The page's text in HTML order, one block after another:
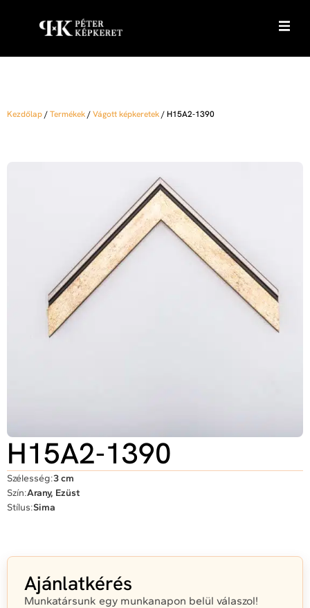
Kezdőlap/Termékek/Vágott képkeretek/H15A2-1390
H15A2-1390
Szélesség:3 cm
Szín:Arany, Ezüst
Stílus:Sima
Ajánlatkérés
Munkatársunk egy munkanapon belül válaszol!